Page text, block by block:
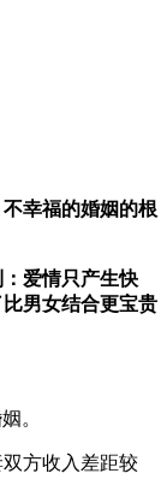
幸福的婚姻的根
爱情只产生快
男女结合更宝贵
。
方收入差距较